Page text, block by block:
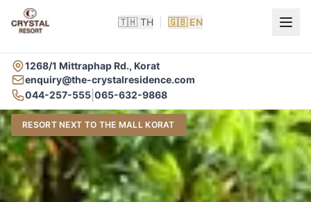
🇹🇭 TH 🇬🇧 EN
1268/1 Mittraphap Rd., Korat
enquiry@the-crystalresidence.com
044-257-555 065-632-9868
RESORT NEXT TO THE MALL KORAT